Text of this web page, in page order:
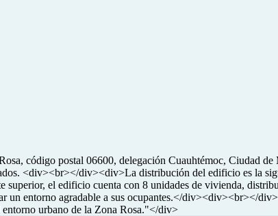
código postal 06600, delegación Cuauhtémoc, Ciudad
<div><br></div><div>La distribución del edificio es la
el edificio cuenta con 8 unidades de vivienda,
entorno agradable a sus ocupantes.</div><div><br></
entorno urbano de la Zona Rosa."</div>